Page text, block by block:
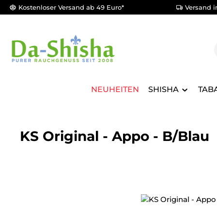
Hauptinhalt springen
Zur Suche springen
Zur Hauptnavigation springen
Kostenloser Versand ab 49 Euro* Versand
NEUHEITEN SHISHA
KS Original - Appo - B/Blau